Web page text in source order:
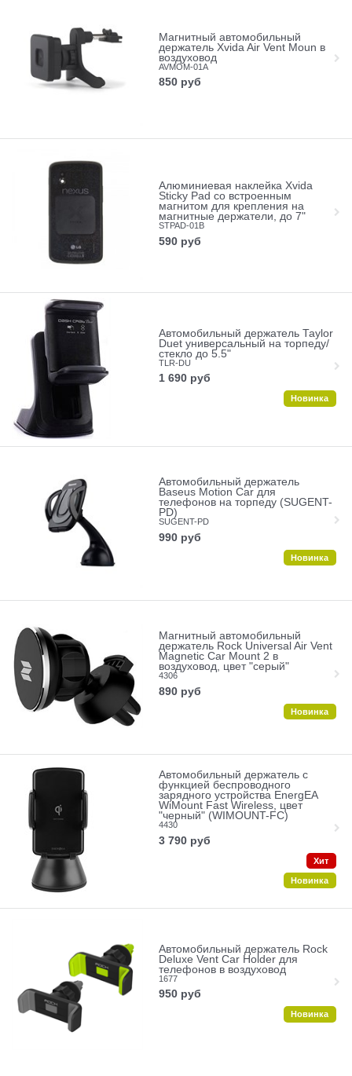
Магнитный автомобильный
держатель Xvida Air Vent Moun в
воздуховод
AVMOM-01A
850 руб
Алюминиевая наклейка Xvida
Sticky Pad со встроенным
магнитом для крепления на
магнитные держатели, до 7"
STPAD-01B
590 руб
Автомобильный держатель Taylor
Duet универсальный на торпеду/
стекло до 5.5"
TLR-DU
1 690 руб
Новинка
Автомобильный держатель
Baseus Motion Car для
телефонов на торпеду (SUGENT-
PD)
SUGENT-PD
990 руб
Новинка
Магнитный автомобильный
держатель Rock Universal Air Vent
Magnetic Car Mount 2 в
воздуховод, цвет "серый"
4306
890 руб
Новинка
Автомобильный держатель с
функцией беспроводного
зарядного устройства EnergEA
WiMount Fast Wireless, цвет
"черный" (WIMOUNT-FC)
4430
3 790 руб
Хит
Новинка
Автомобильный держатель Rock
Deluxe Vent Car Holder для
телефонов в воздуховод
1677
950 руб
Новинка